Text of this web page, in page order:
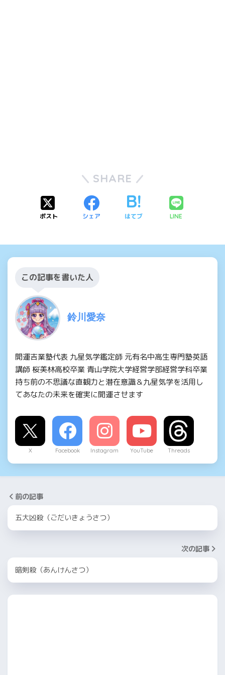
SHARE
ポスト シェア はてブ LINE
この記事を書いた人
鈴川愛奈
開運吉業塾代表 九星気学鑑定師 元有名中高生専門塾英語
講師 桜美林高校卒業 青山学院大学経営学部経営学科卒業
持ち前の不思議な直観力と潜在意識＆九星気学を活用し
てあなたの未来を確実に開運させます
X Facebook Instagram YouTube Threads
前の記事
五大凶殺（ごだいきょうさつ）
次の記事
暗剣殺（あんけんさつ）